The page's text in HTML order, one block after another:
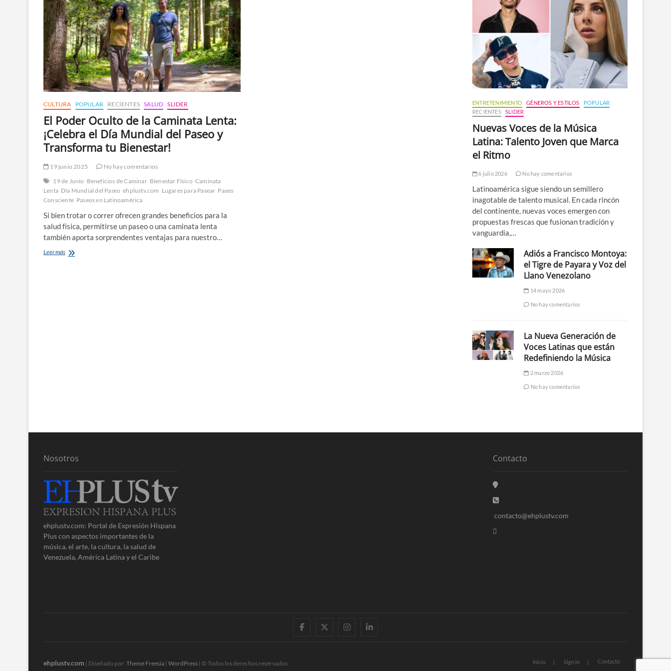
n
ú
CULTURA POPULAR RECIENTES SALUD SLIDER
El Poder Oculto de la Caminata Lenta:
¡Celebra el Día Mundial del Paseo y
Transforma tu Bienestar!
19 junio 2025
No hay comentarios
19 de Junio Beneficios de Caminar Bienestar Físico Caminata
Lenta Día Mundial del Paseo ehplustv.com Lugares para Pasear Paseo
Consciente Paseos en Latinoamérica
Si bien trotar o correr ofrecen grandes beneficios para la
salud física, permitirse un paseo o una caminata lenta
también aporta sorprendentes ventajas para nuestro…
Leer másEl
ENTRETENIMIENTO GÉNEROS Y ESTILOS
POPULAR
RECIENTES
SLIDER
Nuevas Voces de la Música
Latina: Talento Joven que Marca
el Ritmo
6 julio 2026 No hay comentarios
Latinoamérica sigue siendo un semillero
inagotable de talento musical. En cada rincón
del continente, nuevas voces emergen con
propuestas frescas que fusionan tradición y
vanguardia,…
Adiós a Francisco Montoya:
el Tigre de Payara y Voz del
Llano Venezolano
14 mayo 2026
No hay comentarios
La Nueva Generación de
Voces Latinas que están
Redefiniendo la Música
2 marzo 2026
No hay comentarios
Nosotros
ehplustv.com: Portal de Expresión Hispana
Plus con aspectos importantes de la
música, el arte, la cultura, la salud de
Venezuela, América Latina y el Caribe
Contacto
contacto@ehplustv.com
facebooktwitterinstagram
linkedin
Inicio Sign in Contacto
ehplustv.com | Diseñado por: Theme Freesia | WordPress | © Todos los derechos reservados